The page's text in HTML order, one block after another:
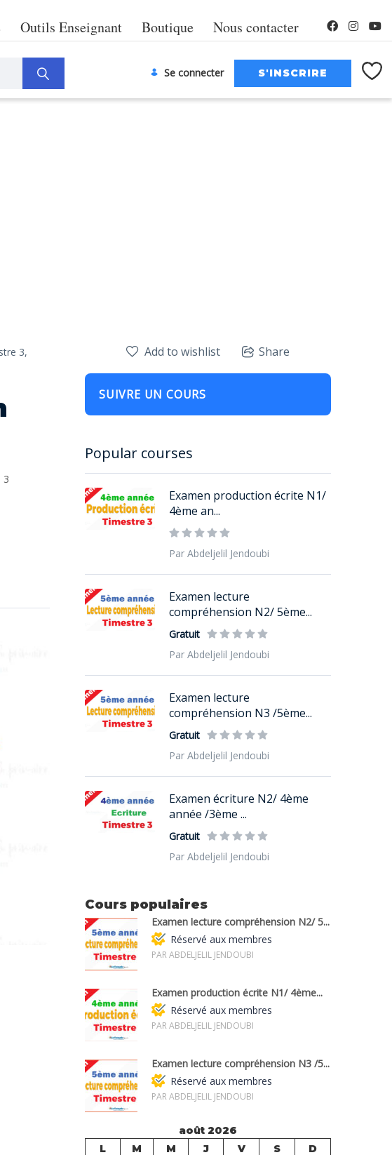
Outils Enseignant Boutique Nous contacter
Se connecter
3,
3
Add to wishlist Share
SUIVRE UN COURS
Popular courses
Examen production écrite N1/
4ème an...
Par Abdeljelil Jendoubi
Examen lecture
compréhension N2/ 5ème...
Gratuit
Par Abdeljelil Jendoubi
Examen lecture
compréhension N3 /5ème...
Gratuit
Par Abdeljelil Jendoubi
Examen écriture N2/ 4ème
année /3ème ...
Gratuit
Par Abdeljelil Jendoubi
Cours populaires
Examen lecture compréhension N2/ 5...
Réservé aux membres
PAR ABDELJELIL JENDOUBI
Examen production écrite N1/ 4ème...
Réservé aux membres
PAR ABDELJELIL JENDOUBI
Examen lecture compréhension N3 /5...
Réservé aux membres
PAR ABDELJELIL JENDOUBI
août 2026
L
M M J V S
D